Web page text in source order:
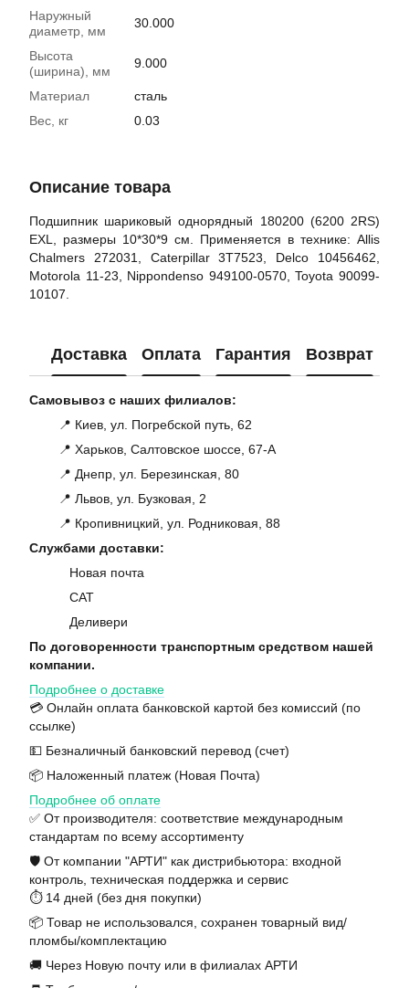
Наружный
диаметр, мм
30.000
Высота
(ширина), мм
9.000
Материал
сталь
Вес, кг
0.03
Описание товара
Подшипник шариковый однорядный 180200 (6200 2RS)
EXL, размеры 10*30*9 см. Применяется в технике: Allis
Chalmers 272031, Caterpillar 3T7523, Delco 10456462,
Motorola 11-23, Nippondenso 949100-0570, Toyota 90099-
10107.
Доставка Оплата Гарантия Возврат
Самовывоз с наших филиалов:
📍 Киев, ул. Погребской путь, 62
📍 Харьков, Салтовское шоссе, 67-А
📍 Днепр, ул. Березинская, 80
📍 Львов, ул. Бузковая, 2
📍 Кропивницкий, ул. Родниковая, 88
Службами доставки:
Новая почта
САТ
Деливери
По договоренности транспортным средством нашей
компании.
Подробнее о доставке
💳 Онлайн оплата банковской картой без комиссий (по
ссылке)
💵 Безналичный банковский перевод (счет)
📦 Наложенный платеж (Новая Почта)
Подробнее об оплате
✅ От производителя: соответствие международным
стандартам по всему ассортименту
🛡️ От компании "АРТИ" как дистрибьютора: входной
контроль, техническая поддержка и сервис
⏱️ 14 дней (без дня покупки)
📦 Товар не использовался, сохранен товарный вид/
пломбы/комплектацию
🚚 Через Новую почту или в филиалах АРТИ